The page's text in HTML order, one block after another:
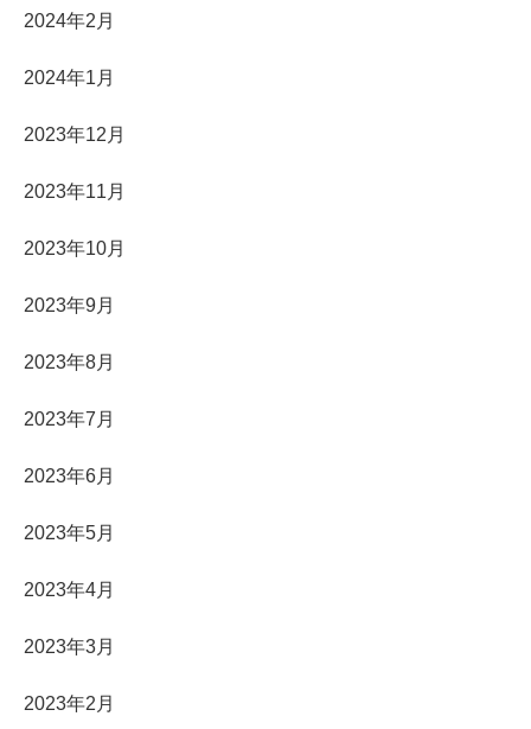
2024年2月
2024年1月
2023年12月
2023年11月
2023年10月
2023年9月
2023年8月
2023年7月
2023年6月
2023年5月
2023年4月
2023年3月
2023年2月